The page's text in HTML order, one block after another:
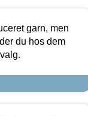
garn, men
du hos dem